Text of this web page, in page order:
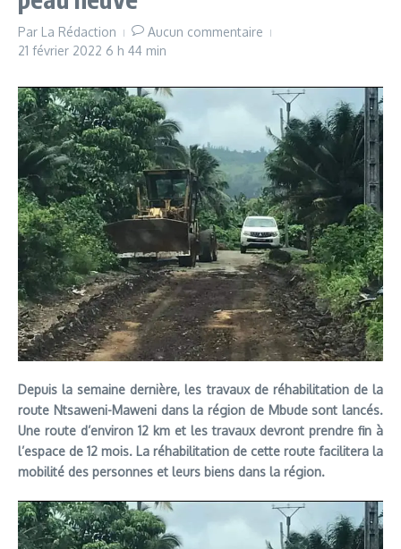
Par La Rédaction
Aucun commentaire
21 février 2022 6 h 44 min
Depuis la semaine dernière, les travaux de réhabilitation de la
route Ntsaweni-Maweni dans la région de Mbude sont lancés.
Une route d’environ 12 km et les travaux devront prendre fin à
l’espace de 12 mois. La réhabilitation de cette route facilitera la
mobilité des personnes et leurs biens dans la région.